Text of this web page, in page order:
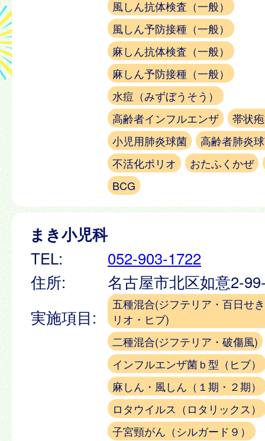
風しん抗体検査（一般）
風しん予防接種（一般）
麻しん抗体検査（一般）
麻しん予防接種（一般）
水痘（みずぼうそう）
高齢者インフルエンザ
帯状
小児用肺炎球菌
高齢者肺炎
不活化ポリオ
おたふくかぜ
BCG
まき小児科
TEL:
052-903-1722
住所:
名古屋市北区如意2-
実施項目:
五種混合(ジフテリア・百日せ
リオ・ヒブ)
二種混合(ジフテリア・破傷風)
インフルエンザ菌ｂ型（ヒブ）
麻しん・風しん（１期・２期）
ロタウイルス（ロタリックス）
子宮頸がん（シルガード９）